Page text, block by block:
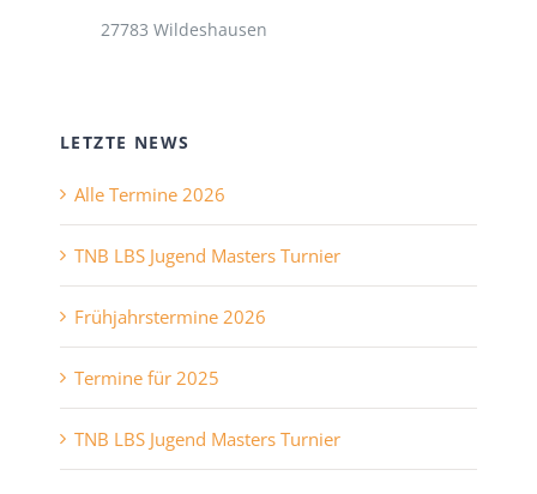
27783 Wildeshausen
LETZTE NEWS
Alle Termine 2026
TNB LBS Jugend Masters Turnier
Frühjahrstermine 2026
Termine für 2025
TNB LBS Jugend Masters Turnier